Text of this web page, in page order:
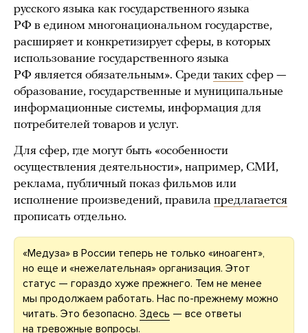
русского языка как государственного языка
РФ в едином многонациональном государстве,
расширяет и конкретизирует сферы, в которых
использование государственного языка
РФ является обязательным». Среди таких сфер —
образование, государственные и муниципальные
информационные системы, информация для
потребителей товаров и услуг.
Для сфер, где могут быть «особенности
осуществления деятельности», например, СМИ,
реклама, публичный показ фильмов или
исполнение произведений, правила предлагается
прописать отдельно.
«Медуза» в России теперь не только «иноагент»,
но еще и «нежелательная» организация. Этот
статус — гораздо хуже прежнего. Тем не менее
мы продолжаем работать. Нас по-прежнему можно
читать. Это безопасно. Здесь — все ответы
на тревожные вопросы.